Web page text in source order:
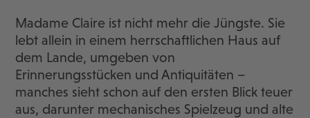
Madame Claire ist nicht mehr die Jüngste. Sie
lebt allein in einem herrschaftlichen Haus auf
dem Lande, umgeben von
Erinnerungsstücken und Antiquitäten –
manches sieht schon auf den ersten Blick teuer
aus, darunter mechanisches Spielzeug und alte